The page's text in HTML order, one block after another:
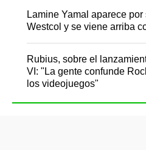
Lamine Yamal aparece
Westcol y se viene arriba
Rubius, sobre el
VI: "La gente confunde
los videojuegos"